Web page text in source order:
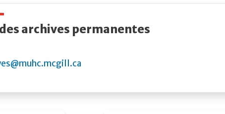
archives permanentes